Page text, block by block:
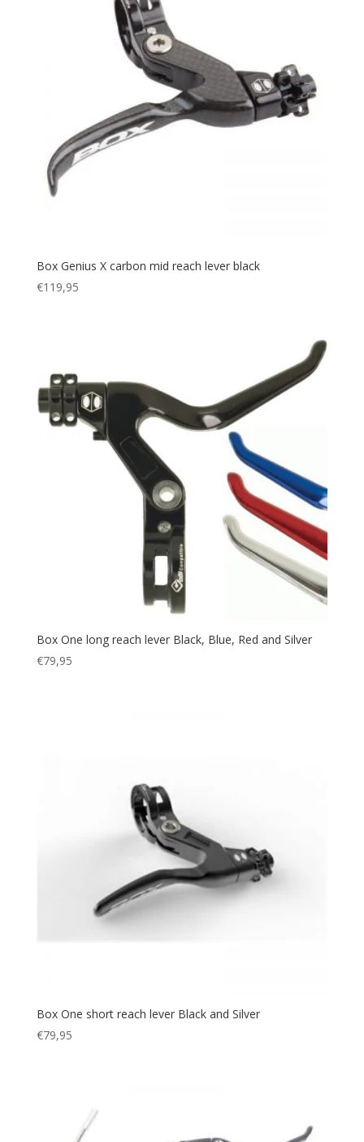
Box Genius X carbon mid reach lever black
€119,95
Box One long reach lever Black, Blue, Red and Silver
€79,95
Box One short reach lever Black and Silver
€79,95